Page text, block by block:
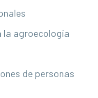
la agroecología
de personas